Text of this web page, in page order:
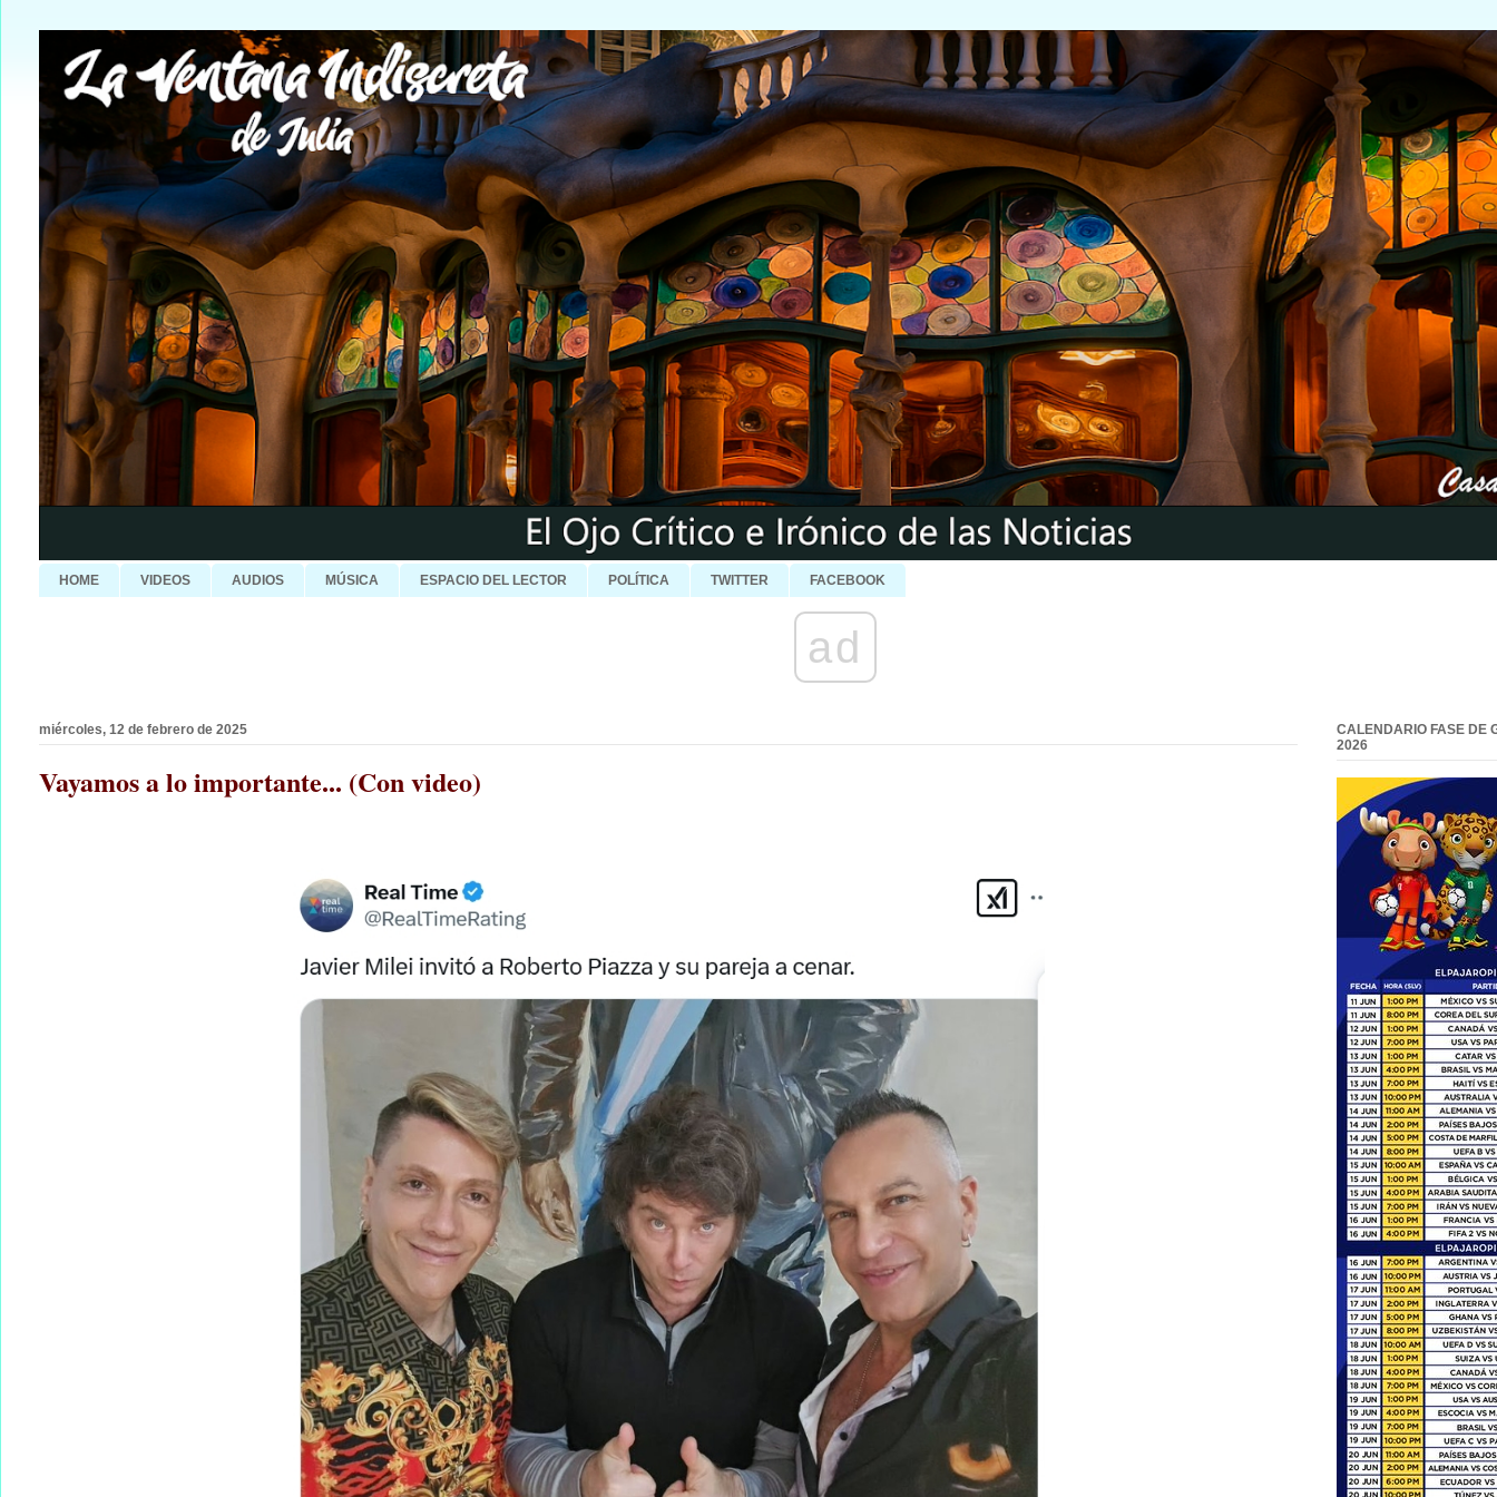
HOME VIDEOS AUDIOS MÚSICA ESPACIO DEL LECTOR POLÍTICA TWITTER FACEBOOK
ad
miércoles, 12 de febrero de 2025
Vayamos a lo importante... (Con video)
CALENDARIO FASE DE
2026